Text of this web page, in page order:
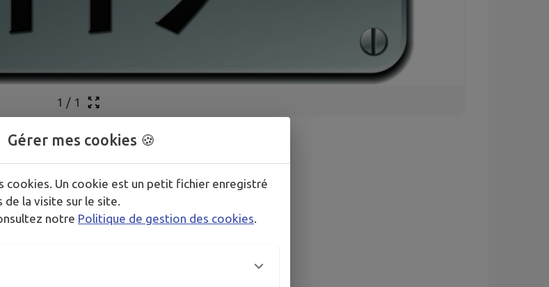
1 / 1
Gérer mes cookies 🍪
cookies. Un cookie est un petit fichier enregistré
la visite sur le site.
notre Politique de gestion des cookies.